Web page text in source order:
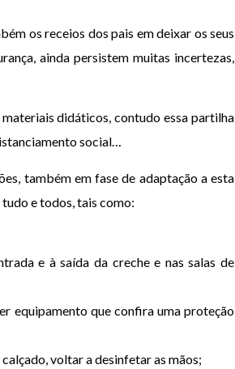
os receios dos pais em deixar os seus
ainda persistem muitas incertezas,
didáticos, contudo essa partilha
social…
também em fase de adaptação a esta
e todos, tais como:
e à saída da creche e nas salas de
equipamento que confira uma proteção
voltar a desinfetar as mãos;